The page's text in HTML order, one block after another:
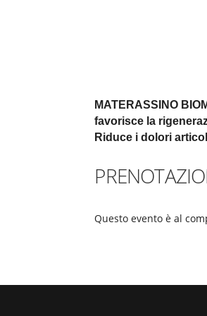
MATERASSINO
favorisce la
Riduce i dolori
Questo evento è al